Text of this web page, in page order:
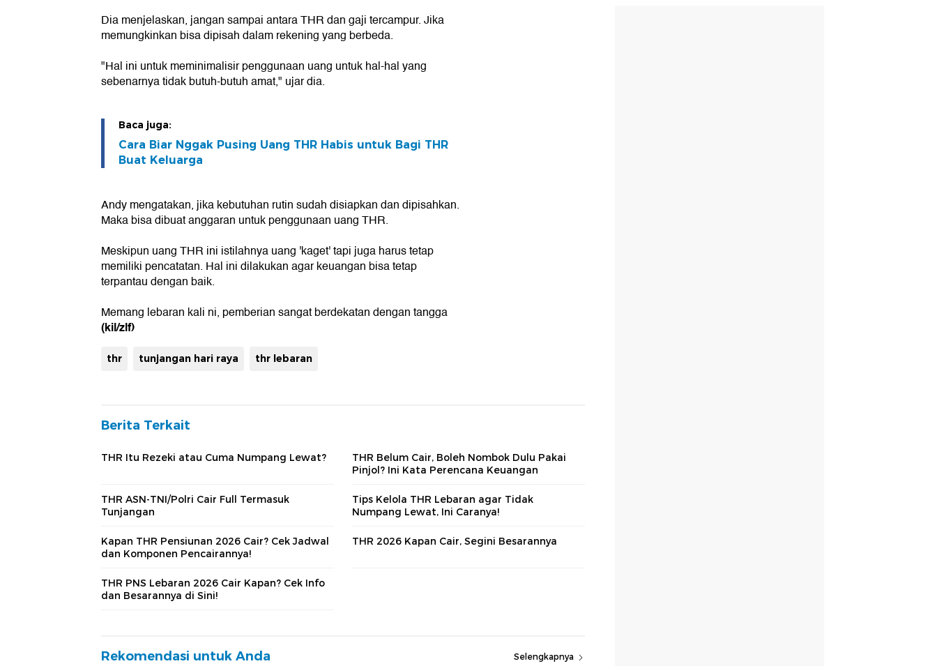
Dia menjelaskan, jangan sampai antara THR dan gaji tercampur. Jika
memungkinkan bisa dipisah dalam rekening yang berbeda.
"Hal ini untuk meminimalisir penggunaan uang untuk hal-hal yang
sebenarnya tidak butuh-butuh amat," ujar dia.
Baca juga:
Cara Biar Nggak Pusing Uang THR Habis untuk Bagi THR
Buat Keluarga
Andy mengatakan, jika kebutuhan rutin sudah disiapkan dan dipisahkan.
Maka bisa dibuat anggaran untuk penggunaan uang THR.
Meskipun uang THR ini istilahnya uang 'kaget' tapi juga harus tetap
memiliki pencatatan. Hal ini dilakukan agar keuangan bisa tetap
terpantau dengan baik.
Memang lebaran kali ni, pemberian sangat berdekatan dengan tangga
(kil/zlf)
thr tunjangan hari raya thr lebaran
Berita Terkait
THR Itu Rezeki atau Cuma Numpang Lewat?
THR Belum Cair, Boleh Nombok Dulu Pakai
Pinjol? Ini Kata Perencana Keuangan
THR ASN-TNI/Polri Cair Full Termasuk
Tunjangan
Tips Kelola THR Lebaran agar Tidak
Numpang Lewat, Ini Caranya!
Kapan THR Pensiunan 2026 Cair? Cek Jadwal
dan Komponen Pencairannya!
THR 2026 Kapan Cair, Segini Besarannya
THR PNS Lebaran 2026 Cair Kapan? Cek Info
dan Besarannya di Sini!
Rekomendasi untuk Anda Selengkapnya